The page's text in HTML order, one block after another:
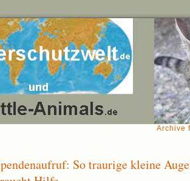
Archive
So traurige kleine